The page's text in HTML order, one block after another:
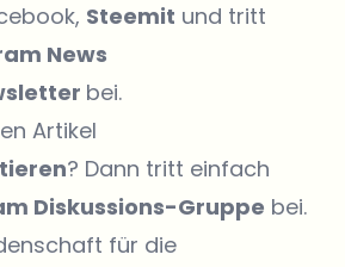
Steemit und tritt
News
bei.
Artikel
? Dann tritt einfach
Diskussions-Gruppe bei.
für die